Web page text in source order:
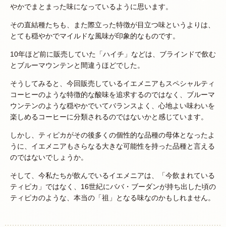
やかでまとまった味になっているように思います。
その直結種たちも、また際立った特徴が目立つ味というよりは、
とても穏やかでマイルドな風味が印象的なものです。
10年ほど前に販売していた「ハイチ」などは、ブラインドで飲む
とブルーマウンテンと間違うほどでした。
そうしてみると、今回販売しているイエメニアもスペシャルティ
コーヒーのような特徴的な酸味を追求するのではなく、ブルーマ
ウンテンのような穏やかでいてバランスよく、心地よい味わいを
楽しめるコーヒーに分類されるのではないかと感じています。
しかし、ティピカがその後多くの個性的な品種の母体となったよ
うに、イエメニアもさらなる大きな可能性を持った品種と言える
のではないでしょうか。
そして、今私たちが飲んでいるイエメニアは、「今飲まれている
ティピカ」ではなく、16世紀にババ・ブーダンが持ち出した頃の
ティピカのような、本当の「祖」となる味なのかもしれません。